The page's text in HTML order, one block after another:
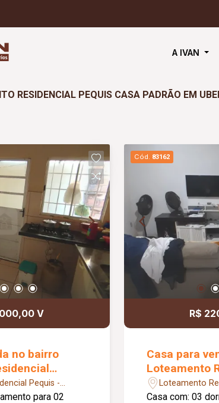
A IVAN
RESIDENCIAL PEQUIS CASA PADRÃO EM
V
no bairro
Pequis -
para 02
Cód. 83162
R$
Casa para
Loteamento
Pequis
Loteamento
Uberlândia/MG
Casa com: 03